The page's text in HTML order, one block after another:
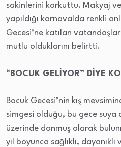
sakinlerini korkuttu. Makyaj ve
yapıldığı karnavalda renkli
Gecesi’ne katılan
mutlu olduklarını belirtti.
“ BOCUK GELİYOR” DİYE
Bocuk Gecesi’nin kış
simgesi olduğu, bu gece suya
üzerinde donmuş olarak
yıl boyunca sağlıklı,